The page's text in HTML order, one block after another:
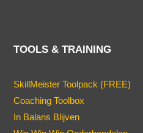
TOOLS & TRAINING
SkillMeister Toolpack (FREE)
Coaching Toolbox
In Balans Blijven